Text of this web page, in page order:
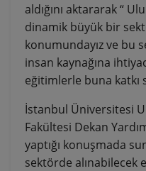
aldığını aktararak “
dinamik büyük bir
konumundayız ve bu
insan kaynağına
eğitimlerle buna katkı
İstanbul Üniversitesi
Fakültesi Dekan
yaptığı konuşmada
sektörde alınabilecek